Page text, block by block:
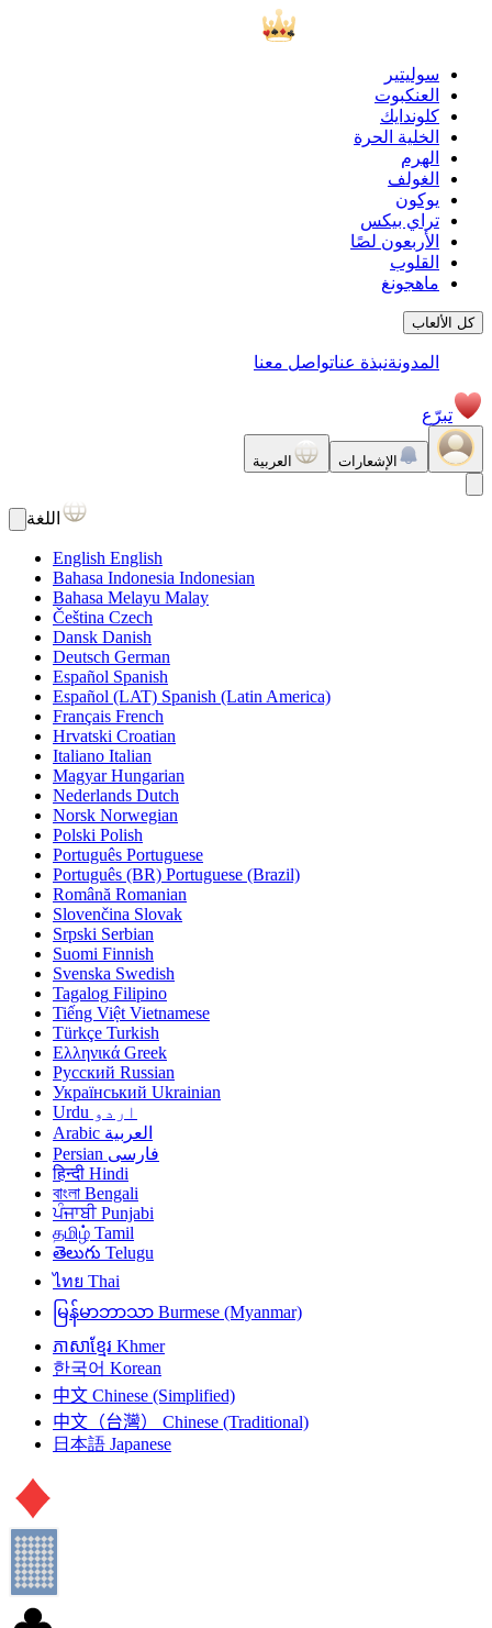
سوليتير
العنكبوت
كلوندايك
الخلية الحرة
الهرم
الغولف
يوكون
تراي بيكس
الأربعون لصًا
القلوب
ماهجونغ
كل الألعاب
المدونةنبذة عناتواصل معنا
تبرّع
الإشعارات العربية
اللغة
English English
Bahasa Indonesia Indonesian
Bahasa Melayu Malay
Čeština Czech
Dansk Danish
Deutsch German
Español Spanish
Español (LAT) Spanish (Latin America)
Français French
Hrvatski Croatian
Italiano Italian
Magyar Hungarian
Nederlands Dutch
Norsk Norwegian
Polski Polish
Português Portuguese
Português (BR) Portuguese (Brazil)
Română Romanian
Slovenčina Slovak
Srpski Serbian
Suomi Finnish
Svenska Swedish
Tagalog Filipino
Tiếng Việt Vietnamese
Türkçe Turkish
Ελληνικά Greek
Русский Russian
Український Ukrainian
اردو Urdu
العربية Arabic
فارسی Persian
हिन्दी Hindi
বাংলা Bengali
ਪੰਜਾਬੀ Punjabi
தமிழ் Tamil
తెలుగు Telugu
ไทย Thai
မြန်မာဘာသာ Burmese (Myanmar)
ភាសាខ្មែរ Khmer
한국어 Korean
中文 Chinese (Simplified)
中文（台灣）
Chinese (Traditional)
日本語 Japanese